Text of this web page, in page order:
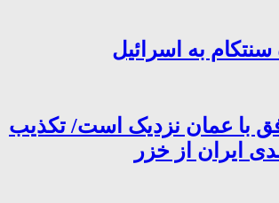
به اسرائیل
با عمان نزدیک است/ تکذیب